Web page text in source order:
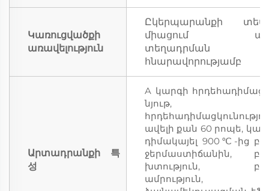
Կառուցվածքի
առավելություն
Ըկերպարանքի
միացում
տեղադրման
հնարավորությամբ
Արտադրանքի 특
성
A կարգի
նյութ,
ավելի քան 60 րոպե,
դիմակայել 900℃-ից
ջերմաստիճանին,
խտություն,
ամրություն,